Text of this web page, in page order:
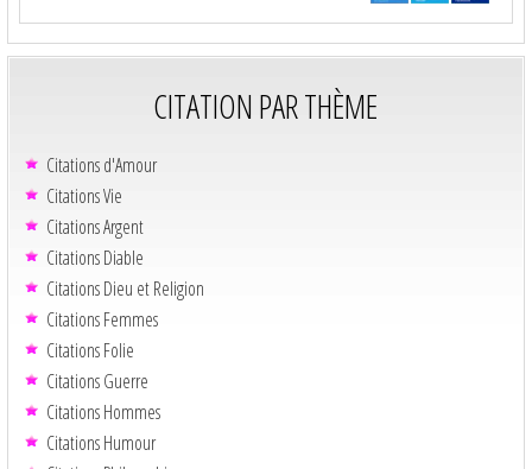
CITATION PAR THÈME
Citations d'Amour
Citations Vie
Citations Argent
Citations Diable
Citations Dieu et Religion
Citations Femmes
Citations Folie
Citations Guerre
Citations Hommes
Citations Humour